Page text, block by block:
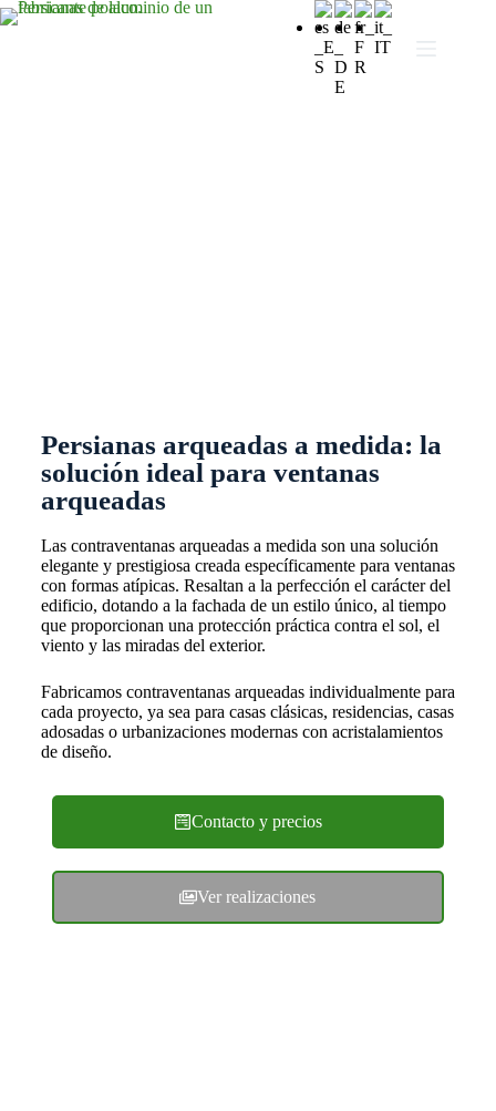
Persianas arqueadas a medida: la
solución ideal para ventanas
arqueadas
Las contraventanas arqueadas a medida son una solución
elegante y prestigiosa creada específicamente para ventanas
con formas atípicas. Resaltan a la perfección el carácter del
edificio, dotando a la fachada de un estilo único, al tiempo
que proporcionan una protección práctica contra el sol, el
viento y las miradas del exterior.
Fabricamos contraventanas arqueadas individualmente para
cada proyecto, ya sea para casas clásicas, residencias, casas
adosadas o urbanizaciones modernas con acristalamientos
de diseño.
Contacto y precios
Ver realizaciones